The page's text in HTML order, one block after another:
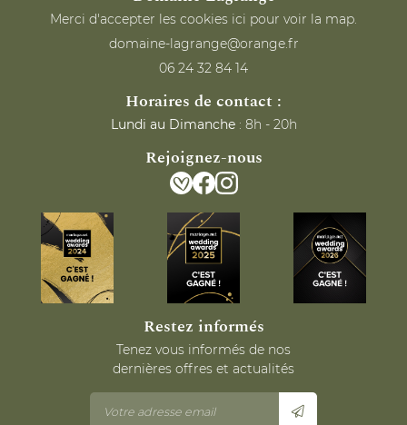
Merci d'accepter les cookies ici pour voir la map.
06 24 32 84 14
Horaires de contact :
Lundi au Dimanche: 8h - 20h
Rejoignez-nous
Restez informés
Tenez vous informés de nos
dernières offres et actualités